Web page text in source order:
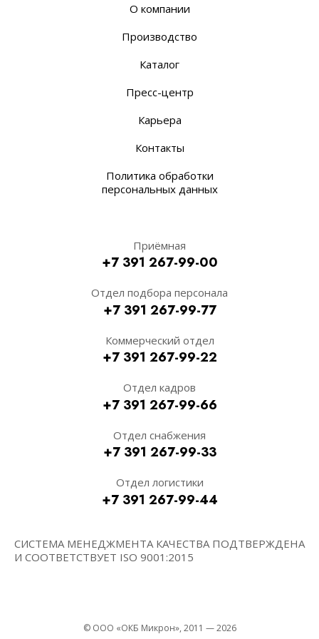
О компании
Производство
Каталог
Пресс-центр
Карьера
Контакты
Политика обработки
персональных данных
Приёмная
+7 391 267-99-00
Отдел подбора персонала
+7 391 267-99-77
Коммерческий отдел
+7 391 267-99-22
Отдел кадров
+7 391 267-99-66
Отдел снабжения
+7 391 267-99-33
Отдел логистики
+7 391 267-99-44
СИСТЕМА МЕНЕДЖМЕНТА КАЧЕСТВА ПОДТВЕРЖДЕНА
И СООТВЕТСТВУЕТ ISO 9001:2015
© ООО «ОКБ Микрон», 2011 — 2026